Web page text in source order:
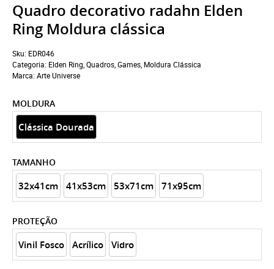
Quadro decorativo radahn Elden
Ring Moldura clássica
Sku: EDR046
Categoria: Elden Ring,Quadros,Games, Moldura Clássica
Marca: Arte Universe
MOLDURA
Clássica Dourada
TAMANHO
32x41cm 41x53cm 53x71cm 71x95cm
PROTEÇÃO
Vinil Fosco Acrílico Vidro